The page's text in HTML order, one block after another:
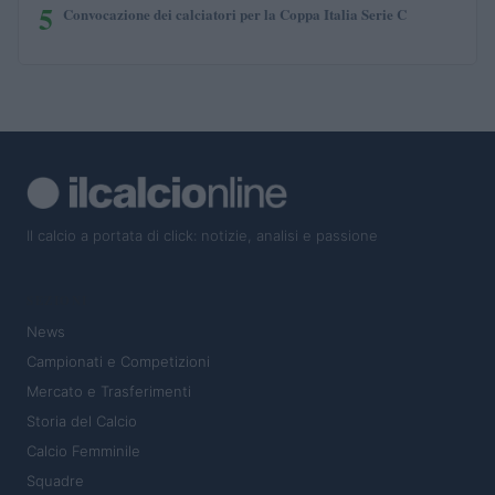
5 Convocazione dei calciatori per la Coppa Italia Serie C
Il calcio a portata di click: notizie, analisi e passione
News
Campionati e Competizioni
Mercato e Trasferimenti
Storia del Calcio
Calcio Femminile
Squadre